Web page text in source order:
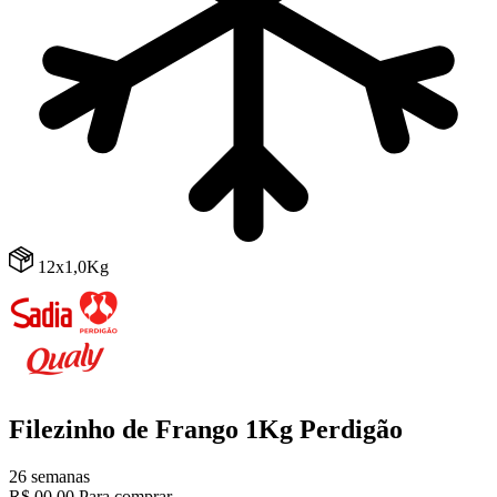
12x1,0Kg
Filezinho de Frango 1Kg Perdigão
26 semanas